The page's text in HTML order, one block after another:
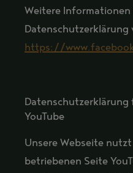
Weitere
Datenschutzerklärung
https://
YouTube
Unsere Webseite
betriebenen Seite